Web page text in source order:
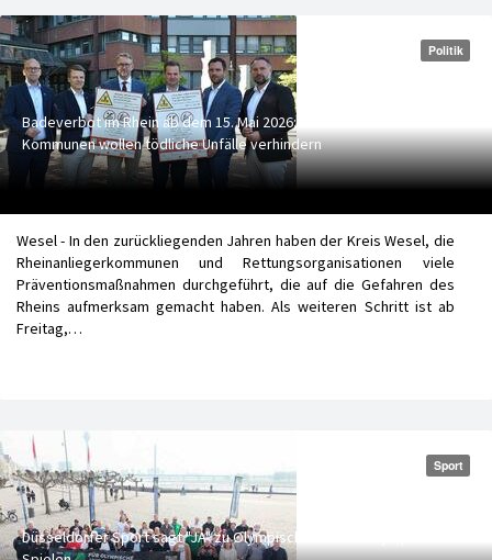
Politik
Badeverbot im Rhein ab dem 15. Mai 2026: Kreis Wesel und
Kommunen wollen tödliche Unfälle verhindern
Wesel - In den zurückliegenden Jahren haben der Kreis Wesel, die
Rheinanliegerkommunen und Rettungsorganisationen viele
Präventionsmaßnahmen durchgeführt, die auf die Gefahren des
Rheins aufmerksam gemacht haben. Als weiteren Schritt ist ab
Freitag,…
Sport
Düsseldorfer Sport sagt "JA" zu Olympischen und Paralympischen